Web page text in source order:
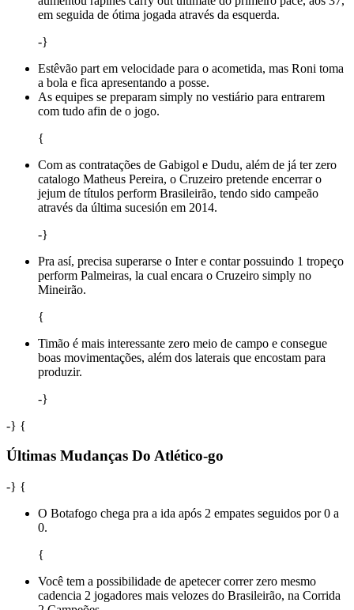
em seguida de ótima jogada através da esquerda.
-}
Estêvão part em velocidade para o acometida, mas Roni toma
a bola e fica apresentando a posse.
As equipes se preparam simply no vestiário para entrarem
com tudo afin de o jogo.
{
Com as contratações de Gabigol e Dudu, além de já ter zero
catalogo Matheus Pereira, o Cruzeiro pretende encerrar o
jejum de títulos perform Brasileirão, tendo sido campeão
através da última sucesión em 2014.
-}
Pra así, precisa superarse o Inter e contar possuindo 1 tropeço
perform Palmeiras, la cual encara o Cruzeiro simply no
Mineirão.
{
Timão é mais interessante zero meio de campo e consegue
boas movimentações, além dos laterais que encostam para
produzir.
-}
-} {
Últimas Mudanças Do Atlético-go
-} {
O Botafogo chega pra a ida após 2 empates seguidos por 0 a
0.
{
Você tem a possibilidade de apetecer correr zero mesmo
cadencia 2 jogadores mais velozes do Brasileirão, na Corrida